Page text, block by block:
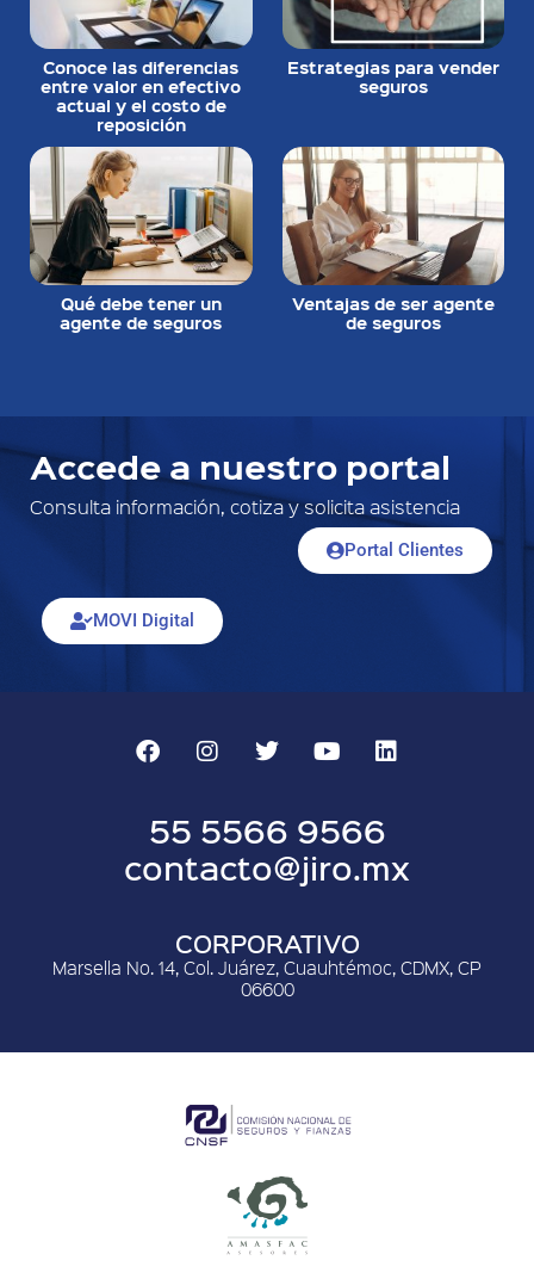
Conoce las diferencias
entre valor en efectivo
actual y el costo de
reposición
Estrategias para vender
seguros
Qué debe tener un
agente de seguros
Ventajas de ser agente
de seguros
Accede a nuestro portal
Consulta información, cotiza y solicita asistencia
Portal Clientes
MOVI Digital
55 5566 9566
contacto@jiro.mx
CORPORATIVO
Marsella No. 14, Col. Juárez, Cuauhtémoc, CDMX, CP
06600